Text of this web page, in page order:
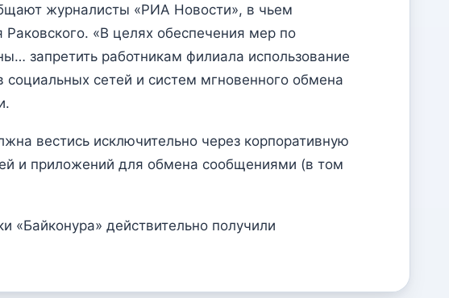
журналисты «РИА Новости», в чьем
«В целях обеспечения мер по
запретить работникам филиала использование
сетей и систем мгновенного обмена
вестись исключительно через корпоративную
и приложений для обмена сообщениями (в том
«Байконура» действительно получили